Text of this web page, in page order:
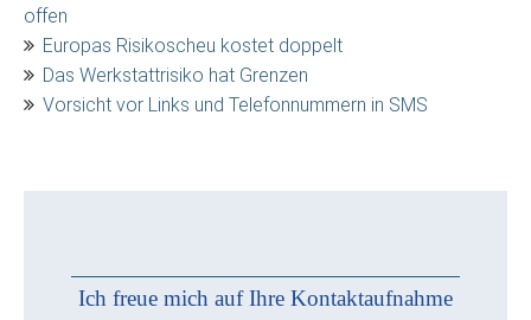
offen
Europas Risikoscheu kostet doppelt
Das Werkstattrisiko hat Grenzen
Vorsicht vor Links und Telefonnummern in SMS
Ich freue mich auf Ihre Kontaktaufnahme